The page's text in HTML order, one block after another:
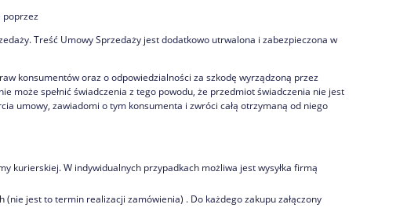
poprzez
Treść Umowy Sprzedaży jest dodatkowo utrwalona i zabezpieczona w
konsumentów oraz o odpowiedzialności za szkodę wyrządzoną przez
może spełnić świadczenia z tego powodu, że przedmiot świadczenia nie jest
umowy, zawiadomi o tym konsumenta i zwróci całą otrzymaną od niego
kurierskiej. W indywidualnych przypadkach możliwa jest wysyłka firmą
jest to termin realizacji zamówienia) . Do każdego zakupu załączony